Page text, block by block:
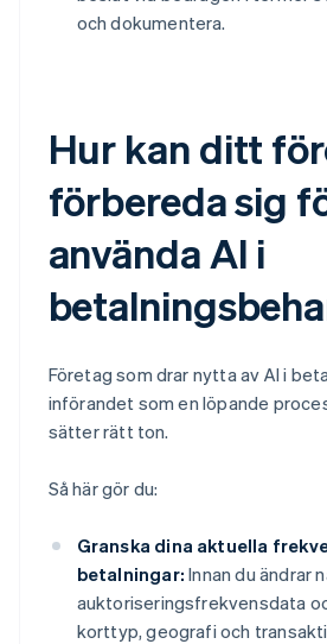
och dokumentera.
Hur kan ditt
förbereda sig
använda AI i
Företag som drar nytta av AI i
införandet som en löpande
sätter rätt ton.
Så här gör du:
Granska dina aktuella
betalningar: Innan du ändrar
auktoriseringsfrekvensdata
korttyp, geografi och